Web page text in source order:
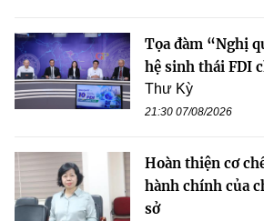
Tọa đàm “Nghị
hệ sinh thái FDI
Thư Kỳ
21:30 07/08/2026
Hoàn thiện cơ
hành chính của
sở